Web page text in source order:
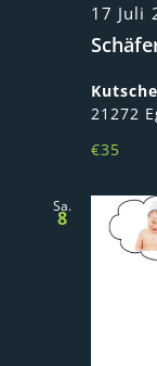
17 Juli
21272
€35
Sa.
8